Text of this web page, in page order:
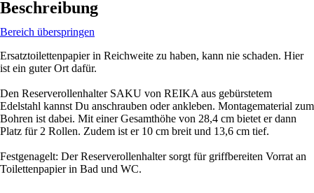
Beschreibung
Bereich überspringen
Ersatztoilettenpapier in Reichweite zu haben, kann nie schaden. Hier
ist ein guter Ort dafür.
Den Reserverollenhalter SAKU von REIKA aus gebürstetem
Edelstahl kannst Du anschrauben oder ankleben. Montagematerial zum
Bohren ist dabei. Mit einer Gesamthöhe von 28,4 cm bietet er dann
Platz für 2 Rollen. Zudem ist er 10 cm breit und 13,6 cm tief.
Festgenagelt: Der Reserverollenhalter sorgt für griffbereiten Vorrat an
Toilettenpapier in Bad und WC.